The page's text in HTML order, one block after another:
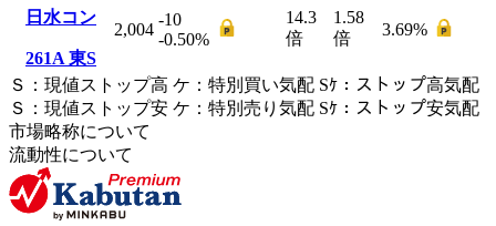
日水コン
261A 東S
2,004
-10
-0.50%
14.3
倍
1.58
倍
3.69%
Ｓ ： 現値ストップ高 ケ ： 特別買い気配 Sｹ ： ストップ高気配
Ｓ ： 現値ストップ安 ケ ： 特別売 り 気配 Sｹ ： ストップ安気配
市場略称について
流動性について